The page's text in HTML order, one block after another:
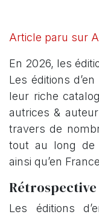
Article paru sur
En 2026, les
Les éditions
leur riche
autrices &
travers de
tout au long de
ainsi qu’en
Rétrospective
Les éditions